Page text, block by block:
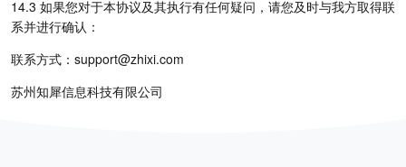
14.3 如果您对于本协议及其执行有任何疑问，请您及时与我方取得联
系并进行确认：
联系方式： support@zhixi.com
苏州知犀信息科技有限公司